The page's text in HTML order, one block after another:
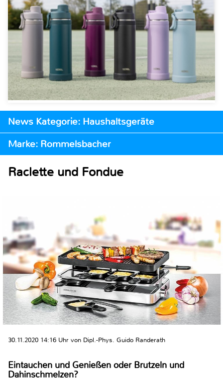
News Kategorie: Haushaltsgeräte
Marke: Rommelsbacher
Raclette und Fondue
30.11.2020 14:16 Uhr von Dipl.-Phys. Guido Randerath
Eintauchen und Genießen oder Brutzeln und
Dahinschmelzen?